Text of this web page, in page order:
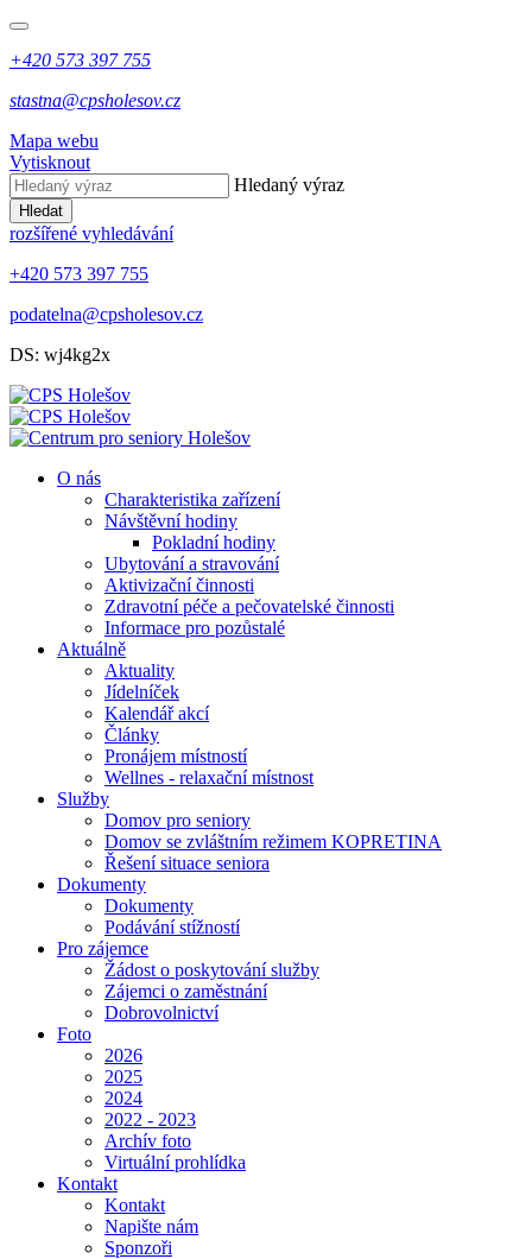
+420 573 397 755
stastna@cpsholesov.cz
Mapa webu
Vytisknout
Hledaný výraz
Hledat
rozšířené vyhledávání
+420 573 397 755
podatelna@cpsholesov.cz
DS: wj4kg2x
O nás
Charakteristika zařízení
Návštěvní hodiny
Pokladní hodiny
Ubytování a stravování
Aktivizační činnosti
Zdravotní péče a pečovatelské činnosti
Informace pro pozůstalé
Aktuálně
Aktuality
Jídelníček
Kalendář akcí
Články
Pronájem místností
Wellnes - relaxační místnost
Služby
Domov pro seniory
Domov se zvláštním režimem KOPRETINA
Řešení situace seniora
Dokumenty
Dokumenty
Podávání stížností
Pro zájemce
Žádost o poskytování služby
Zájemci o zaměstnání
Dobrovolnictví
Foto
2026
2025
2024
2022 - 2023
Archív foto
Virtuální prohlídka
Kontakt
Kontakt
Napište nám
Sponzoři